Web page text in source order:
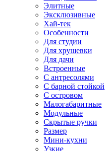
Элитные
Эксклюзивные
Хай-тек
Особенности
Для студии
Для хрущевки
Для дачи
Встроенные
С антресолями
С барной стойкой
С островом
Малогабаритные
Модульные
Скрытые ручки
Размер
Мини-кухни
Узкие